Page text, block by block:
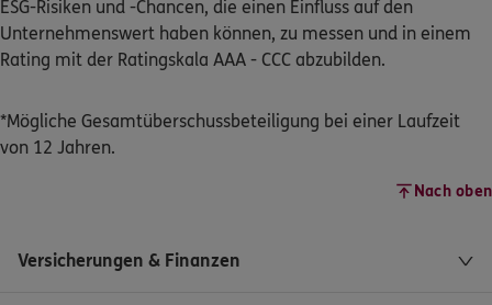
ESG-Risiken und -Chancen, die einen Einfluss auf den
Unternehmenswert haben können, zu messen und in einem
Rating mit der Ratingskala AAA - CCC abzubilden.
*Mögliche Gesamtüberschussbeteiligung bei einer Laufzeit
von 12 Jahren.
Nach oben
Versicherungen & Finanzen